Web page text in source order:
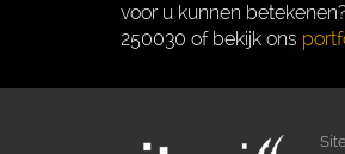
voor u kunnen
250030 of bekijk ons